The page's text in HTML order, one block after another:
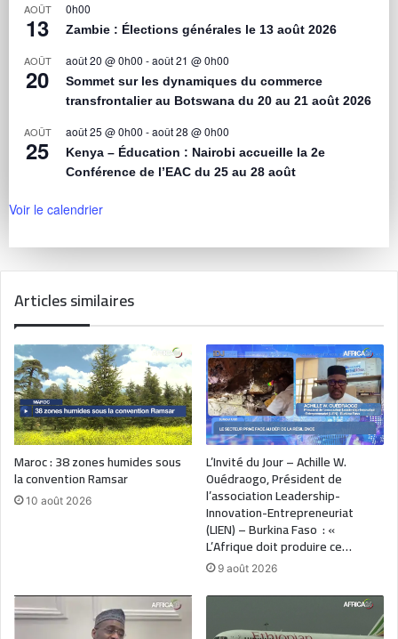
AOÛT
13
0h00
Zambie : Élections générales le 13 août 2026
AOÛT
20
août 20 @ 0h00 -août 21 @ 0h00
Sommet sur les dynamiques du commerce
transfrontalier au Botswana du 20 au 21 août 2026
AOÛT
25
août 25 @ 0h00 -août 28 @ 0h00
Kenya – Éducation : Nairobi accueille la 2e
Conférence de l’EAC du 25 au 28 août
Voir le calendrier
Articles similaires
Maroc : 38 zones humides sous
la convention Ramsar
10 août 2026
L’Invité du Jour – Achille W.
Ouédraogo, Président de
l’association Leadership-
Innovation-Entrepreneuriat
(LIEN) – Burkina Faso : «
L’Afrique doit produire ce…
9 août 2026